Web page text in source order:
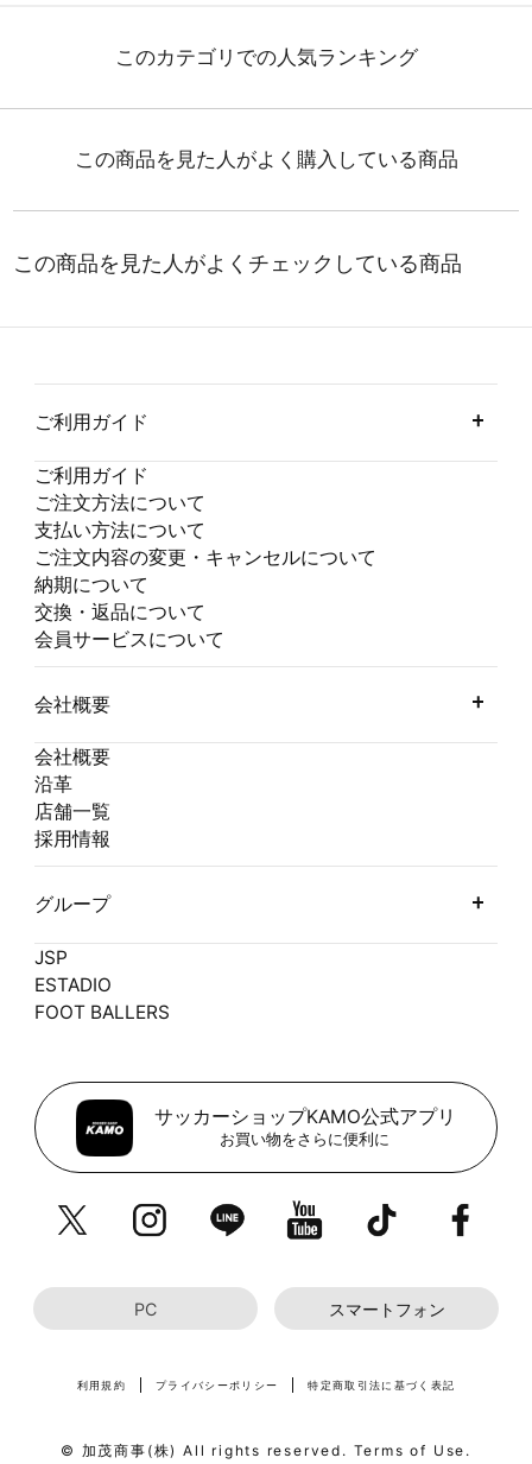
ご利用ガイド
ご利用ガイド
ご注文方法について
支払い方法について
ご注文内容の変更・キャンセルについて
納期について
交換・返品について
会員サービスについて
会社概要
会社概要
沿革
店舗一覧
採用情報
グループ
JSP
ESTADIO
FOOT BALLERS
サッカーショップKAMO公式アプリ
お買い物をさらに便利に
PC スマートフォン
利用規約 プライバシーポリシー 特定商取引法に基づく表記
© 加茂商事(株) All rights reserved. Terms of Use.